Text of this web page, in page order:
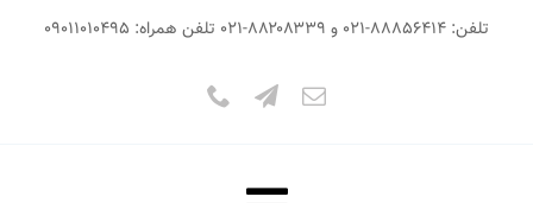
تلفن: ۸۸۸۵۶۴۱۴-۰۲۱ و ۸۸۲۰۸۳۳۹-۰۲۱ تلفن همراه: ۰۹۰۱۱۰۱۰۴۹۵